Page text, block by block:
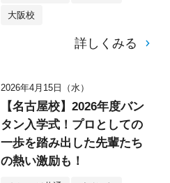
大阪校
詳しくみる
2026年4月15日（水）
【名古屋校】2026年度バン
タン入学式！プロとしての
一歩を踏み出した先輩たち
の熱い激励も！